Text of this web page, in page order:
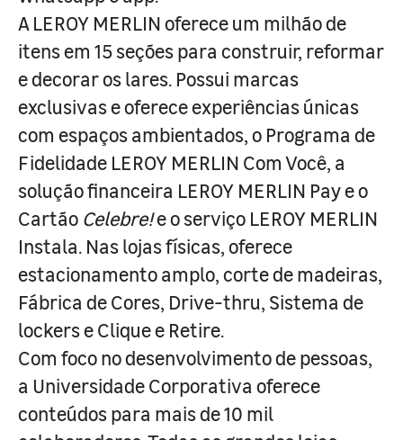
A LEROY MERLIN oferece um milhão de
itens em 15 seções para construir, reformar
e decorar os lares. Possui marcas
exclusivas e oferece experiências únicas
com espaços ambientados, o Programa de
Fidelidade LEROY MERLIN Com Você, a
solução financeira LEROY MERLIN Pay e o
Cartão Celebre!e o serviço LEROY MERLIN
Instala. Nas lojas físicas, oferece
estacionamento amplo, corte de madeiras,
Fábrica de Cores, Drive-thru, Sistema de
lockers e Clique e Retire.
Com foco no desenvolvimento de pessoas,
a Universidade Corporativa oferece
conteúdos para mais de 10 mil